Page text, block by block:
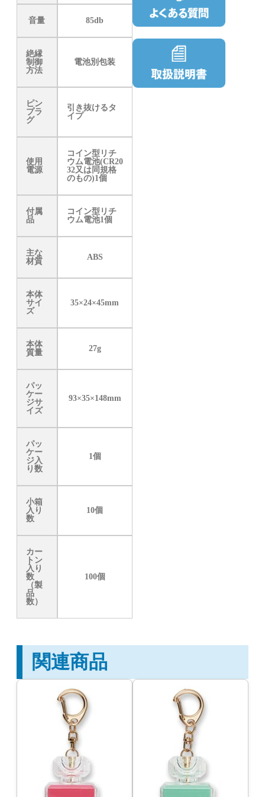
音量 85db
絶縁
制御
方法
電池別包装
ピン
プラ
グ
引き抜けるタ
イプ
使用
電源
コイン型リチ
ウム電池(CR20
32又は同規格
のもの)1個
付属
品
コイン型リチ
ウム電池1個
主な
材質
ABS
本体
サイ
ズ
35×24×45mm
本体
質量
27g
パッ
ケー
ジサ
イズ
93×35×148mm
パッ
ケー
ジ入
り数
1個
小箱
入り
数
10個
カー
トン
入り
数
（製
品
数）
100個
関連商品